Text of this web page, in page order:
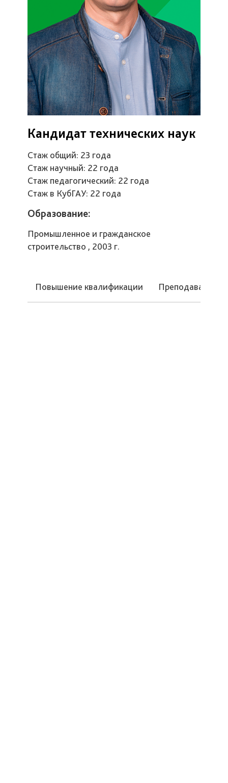
Кандидат технических наук
Стаж общий: 23 года
Стаж научный: 22 года
Стаж педагогический: 22 года
Стаж в КубГАУ: 22 года
Образование:
Промышленное и гражданское
строительство , 2003 г.
Повышение квалификации Преподаваемые